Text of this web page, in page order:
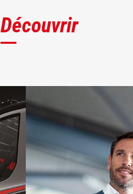
Découvrir